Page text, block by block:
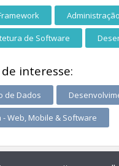
de Software
interesse:
de Dados
- Web, Mobile & Software